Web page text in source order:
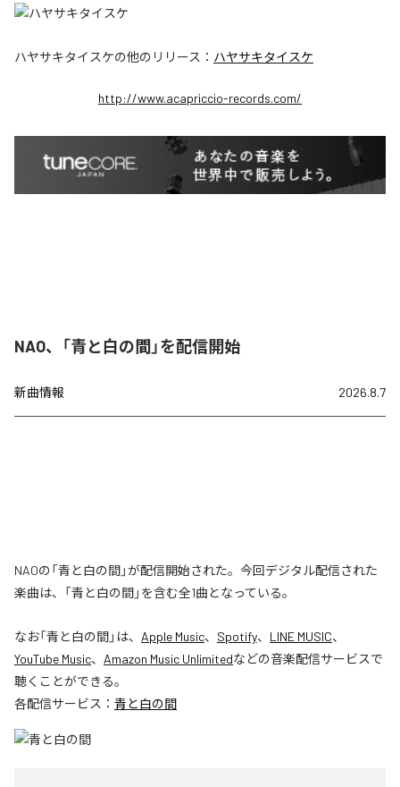
ハヤサキタイスケの他のリリース： ハヤサキタイスケ
http://www.acapriccio-records.com/
NAO、「青と白の間」を配信開始
新曲情報 2026.8.7
NAOの「青と白の間」が配信開始された。今回デジタル配信された
楽曲は、「青と白の間」を含む全1曲となっている。
なお「青と白の間」は、 Apple Music、 Spotify、 LINE MUSIC、
YouTube Music、 Amazon Music Unlimitedなどの音楽配信サービスで
聴くことができる。
各配信サービス： 青と白の間